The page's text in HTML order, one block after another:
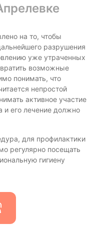
на то, чтобы
разрушения
уже утраченных
возможные
понимать, что
непростой
активное участие
и его лечение должно
для профилактики
регулярно посещать
гигиену